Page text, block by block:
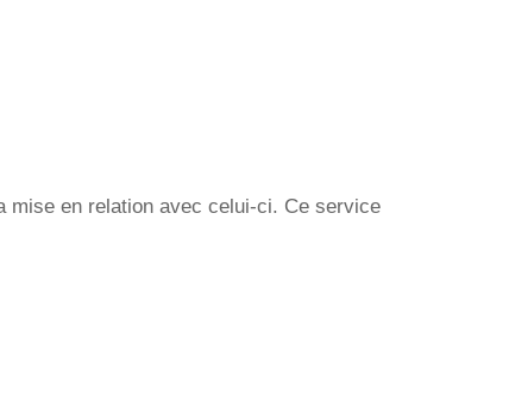
mise en relation avec celui-ci. Ce service